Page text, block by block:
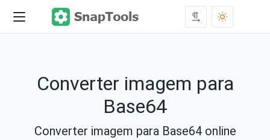
Converter imagem para
Base64
Converter imagem para Base64 online